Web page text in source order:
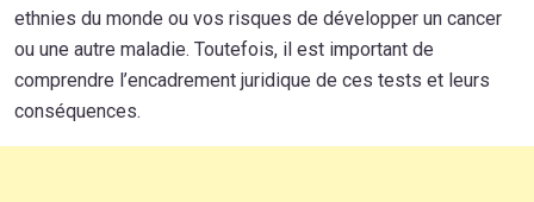
ethnies du monde ou vos risques de développer un cancer
ou une autre maladie. Toutefois, il est important de
comprendre l’encadrement juridique de ces tests et leurs
conséquences.